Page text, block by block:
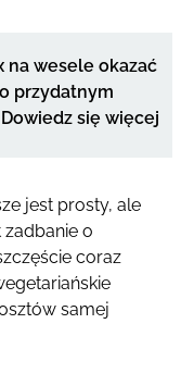
na wesele okazać
przydatnym
się więcej
jest prosty, ale
zadbanie o
coraz
samej